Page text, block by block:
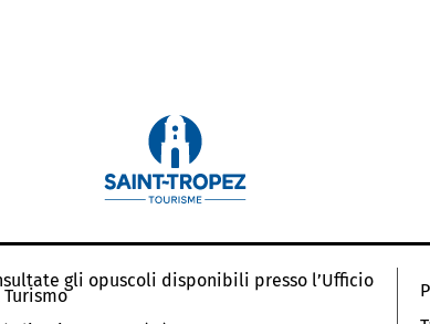
gli opuscoli disponibili presso l’Ufficio